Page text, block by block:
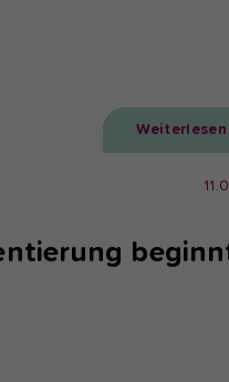
Weiterlesen